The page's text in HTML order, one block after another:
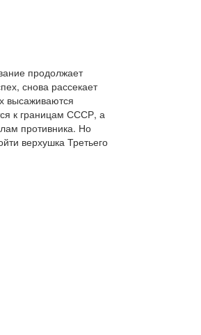
продолжает
снова рассекает
высаживаются
к границам СССР, а
противника. Но
верхушка Третьего